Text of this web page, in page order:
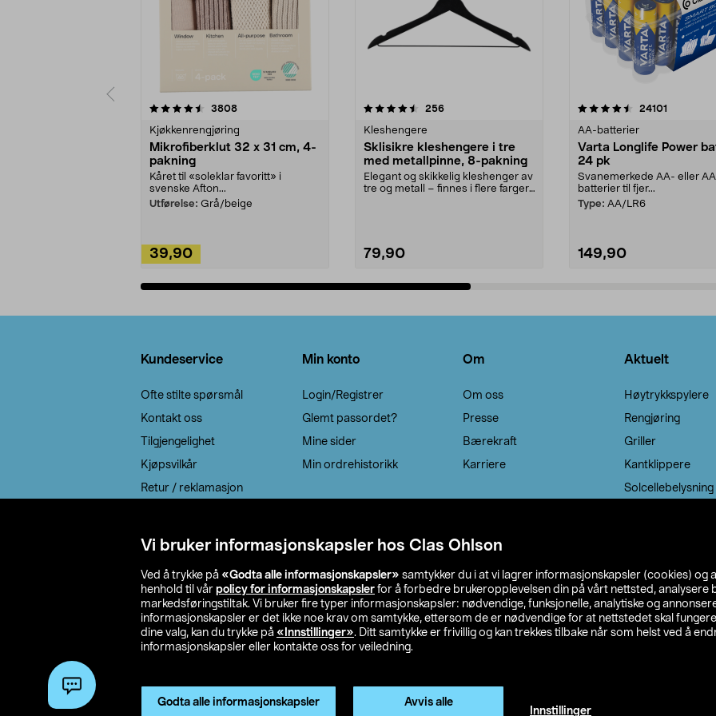
Vi bruker informasjonskapsler hos Clas Ohlson
Ved å trykke på «Godta alle informasjonskapsler» samtykker du i at vi lagrer informasjonskapsler (cookies) og
henhold til vår policy for informasjonskapsler for å forbedre brukeropplevelsen din på vårt nettsted, analysere
markedsføringstiltak. Vi bruker fire typer informasjonskapsler: nødvendige, funksjonelle, analytiske og
informasjonskapsler er det ikke noe krav om samtykke, ettersom de er nødvendige for at nettstedet skal
dine valg, kan du trykke på «Innstillinger». Ditt samtykke er frivillig og kan trekkes tilbake når som helst ved å
informasjonskapsler eller kontakte oss for veiledning.
Godta alle informasjonskapsler Avvis alle
Innstillinger
3808anmeldelser
Kjøkkenrengjøring
Mikrofiberklut 32 x 31 cm, 4-
pakning
Kåret til «soleklar favoritt» i
svenske Afton...
Utførelse: Grå/beige
39,90
4.5av 5 stjerner 256anmeldelser
Kleshengere
Sklisikre kleshengere i tre
med metallpinne, 8-pakning
Elegant og skikkelig kleshenger av
tre og metall – finnes i flere farger.
79,90
4.5av 5 stjerner 24101
AA-batterier
Varta Longlife Power
24 pk
Svanemerkede AA- eller
batterier til fjer...
Type: AA/LR6
149,90
4.5av 5 stjerner
Kundeservice
Ofte stilte spørsmål
Kontakt oss
Tilgjengelighet
Kjøpsvilkår
Retur / reklamasjon
Min konto
Login/Registrer
Glemt passordet?
Mine sider
Min ordrehistorikk
Om
Om oss
Presse
Bærekraft
Karriere
Aktuelt
Høytrykkspylere
Rengjøring
Griller
Kantklippere
Solcellebelysning